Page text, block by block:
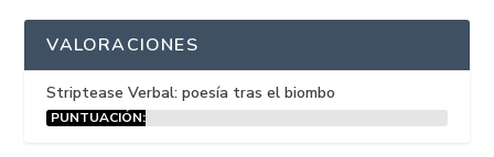
VALORACIONES
Striptease Verbal: poesía tras el biombo
PUNTUACIÓN: